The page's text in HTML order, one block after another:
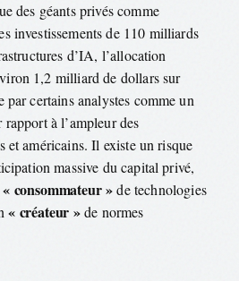
des géants privés comme
investissements de 110 milliards
d’IA, l’allocation
1,2 milliard de dollars sur
par certains analystes comme un
à l’ampleur des
et américains. Il existe un risque
massive du capital privé,
« consommateur »de technologies
« créateur »de normes